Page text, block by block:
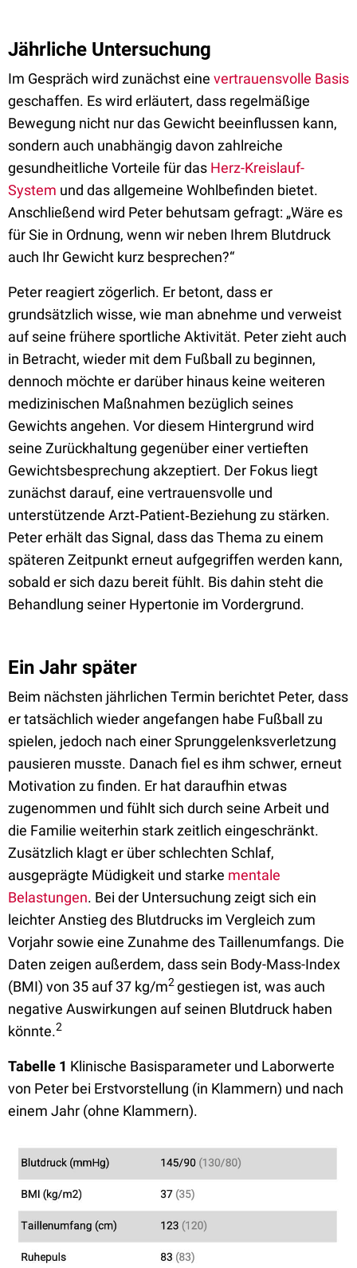
Jährliche Untersuchung
Im Gespräch wird zunächst eine vertrauensvolle Basis
geschaffen. Es wird erläutert, dass regelmäßige
Bewegung nicht nur das Gewicht beeinflussen kann,
sondern auch unabhängig davon zahlreiche
gesundheitliche Vorteile für das Herz-Kreislauf-
System und das allgemeine Wohlbefinden bietet.
Anschließend wird Peter behutsam gefragt: „Wäre es
für Sie in Ordnung, wenn wir neben Ihrem Blutdruck
auch Ihr Gewicht kurz besprechen?“
Peter reagiert zögerlich. Er betont, dass er
grundsätzlich wisse, wie man abnehme und verweist
auf seine frühere sportliche Aktivität. Peter zieht auch
in Betracht, wieder mit dem Fußball zu beginnen,
dennoch möchte er darüber hinaus keine weiteren
medizinischen Maßnahmen bezüglich seines
Gewichts angehen. Vor diesem Hintergrund wird
seine Zurückhaltung gegenüber einer vertieften
Gewichtsbesprechung akzeptiert. Der Fokus liegt
zunächst darauf, eine vertrauensvolle und
unterstützende Arzt‑Patient‑Beziehung zu stärken.
Peter erhält das Signal, dass das Thema zu einem
späteren Zeitpunkt erneut aufgegriffen werden kann,
sobald er sich dazu bereit fühlt. Bis dahin steht die
Behandlung seiner Hypertonie im Vordergrund.
Ein Jahr später
Beim nächsten jährlichen Termin berichtet Peter, dass
er tatsächlich wieder angefangen habe Fußball zu
spielen, jedoch nach einer Sprunggelenksverletzung
pausieren musste. Danach fiel es ihm schwer, erneut
Motivation zu finden. Er hat daraufhin etwas
zugenommen und fühlt sich durch seine Arbeit und
die Familie weiterhin stark zeitlich eingeschränkt.
Zusätzlich klagt er über schlechten Schlaf,
ausgeprägte Müdigkeit und starke mentale
Belastungen. Bei der Untersuchung zeigt sich ein
leichter Anstieg des Blutdrucks im Vergleich zum
Vorjahr sowie eine Zunahme des Taillenumfangs. Die
Daten zeigen außerdem, dass sein Body-Mass-Index
(BMI) von 35 auf 37 kg/m2 gestiegen ist, was auch
negative Auswirkungen auf seinen Blutdruck haben
könnte.2
Tabelle 1 Klinische Basisparameter und Laborwerte
von Peter bei Erstvorstellung (in Klammern) und nach
einem Jahr (ohne Klammern).